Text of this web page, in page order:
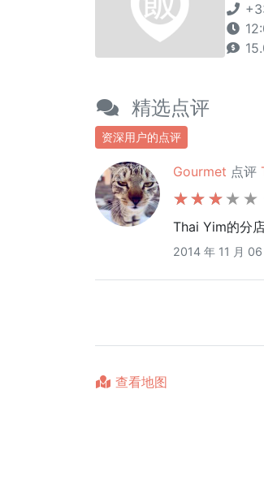
精选点评
资深用户的点评
Gourmet 点评
Thai Yim的分
2014 年 11 月
查看地图